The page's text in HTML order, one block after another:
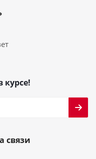
курсе!
связи